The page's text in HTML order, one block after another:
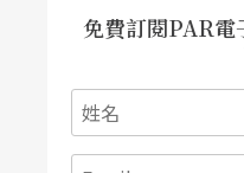
免費訂閱PAR電